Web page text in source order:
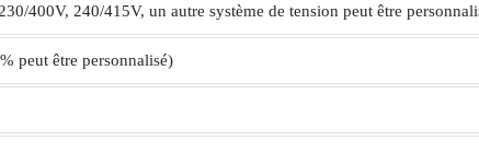
400V, 240/415V, un autre système de tension peut être
peut être personnalisé)